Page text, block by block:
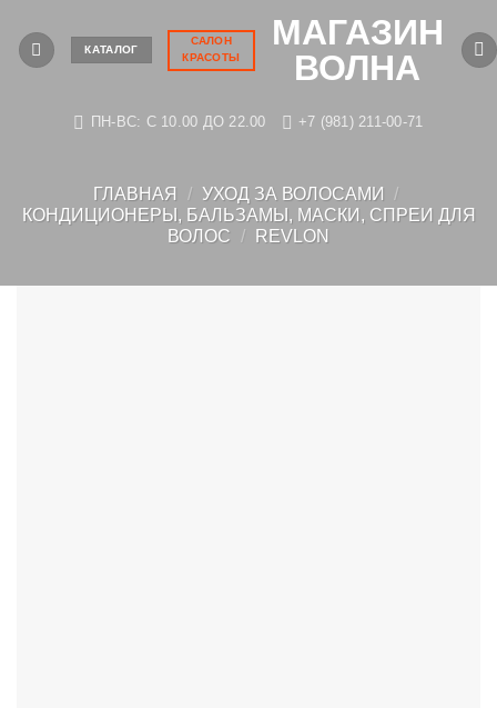
content
МАГАЗИН
ВОЛНА
КАТАЛОГ
САЛОН
КРАСОТЫ
ПН-ВС: C 10.00 ДО 22.00 +7 (981) 211-00-71
ГЛАВНАЯ / УХОД ЗА ВОЛОСАМИ
/
КОНДИЦИОНЕРЫ, БАЛЬЗАМЫ, МАСКИ, СПРЕИ ДЛЯ
ВОЛОС
/ REVLON